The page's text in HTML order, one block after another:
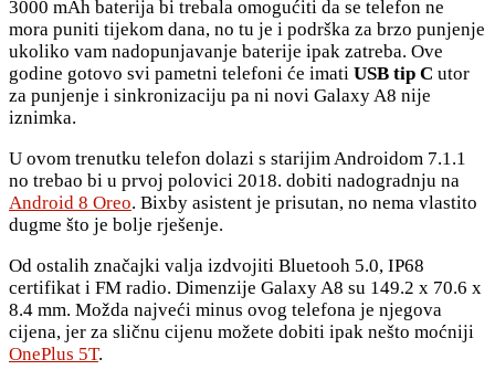
3000 mAh baterija bi trebala omogućiti da se telefon ne
mora puniti tijekom dana, no tu je i podrška za brzo punjenje
ukoliko vam nadopunjavanje baterije ipak zatreba. Ove
godine gotovo svi pametni telefoni će imati USB tip C utor
za punjenje i sinkronizaciju pa ni novi Galaxy A8 nije
iznimka.
U ovom trenutku telefon dolazi s starijim Androidom 7.1.1
no trebao bi u prvoj polovici 2018. dobiti nadogradnju na
Android 8 Oreo. Bixby asistent je prisutan, no nema vlastito
dugme što je bolje rješenje.
Od ostalih značajki valja izdvojiti Bluetooh 5.0, IP68
certifikat i FM radio. Dimenzije Galaxy A8 su 149.2 x 70.6 x
8.4 mm. Možda najveći minus ovog telefona je njegova
cijena, jer za sličnu cijenu možete dobiti ipak nešto moćniji
OnePlus 5T.